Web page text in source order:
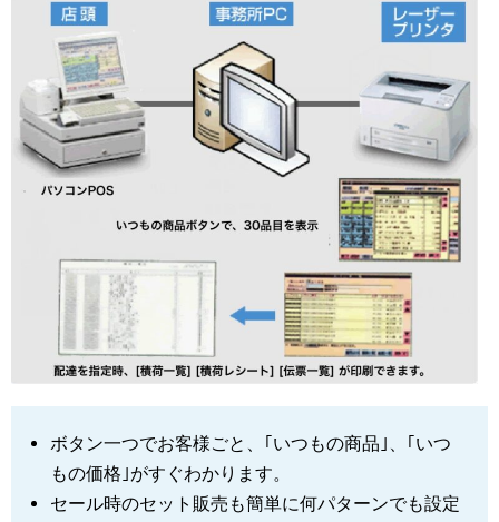
ボタン一つでお客様ごと、｢いつもの商品｣、｢いつ
もの価格｣がすぐわかります。
セール時のセット販売も簡単に何パターンでも設定